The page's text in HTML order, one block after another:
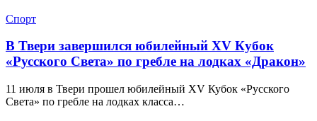
Спорт
В Твери завершился юбилейный XV Кубок
«Русского Света» по гребле на лодках «Дракон»
11 июля в Твери прошел юбилейный XV Кубок «Русского
Света» по гребле на лодках класса…